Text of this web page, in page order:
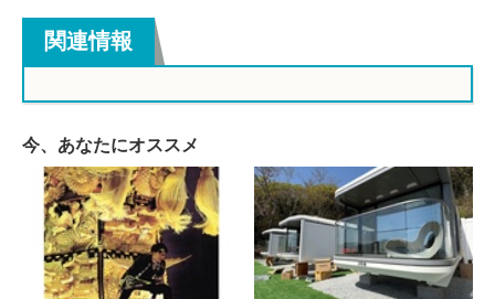
関連情報
今、あなたにオススメ